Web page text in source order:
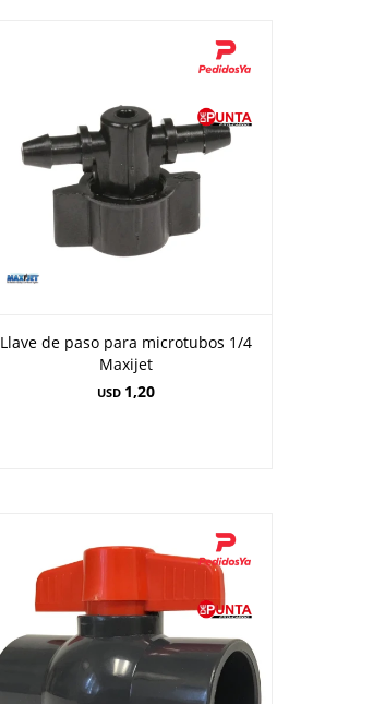
Llave de paso para microtubos 1/4
Maxijet
USD 1,20